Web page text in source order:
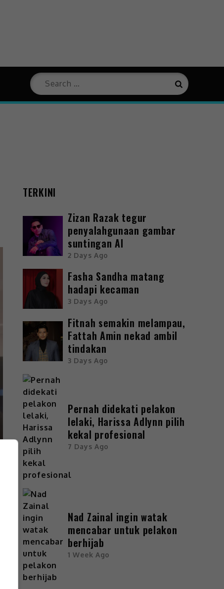
TERKINI
Zizan Razak tegur
penyalahgunaan gambar
suntingan AI
2 Days Ago
Fasha Sandha matang
hadapi kecaman
3 Days Ago
Fitnah semakin melampau,
Fattah Amin nekad ambil
tindakan
3 Days Ago
Pernah didekati pelakon
lelaki, Harissa Adlynn pilih
kekal profesional
7 Days Ago
Nad Zainal ingin watak
mencabar untuk pelakon
berhijab
1 Week Ago